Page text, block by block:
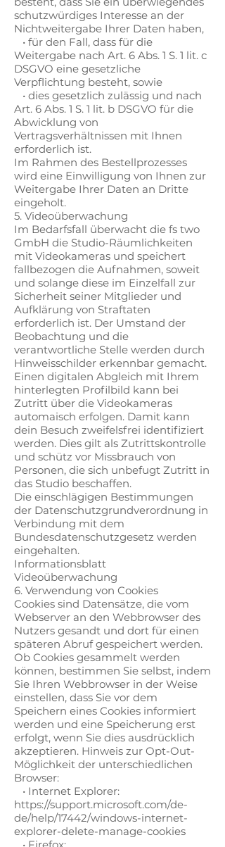
schutzwürdiges Interesse an der
Nichtweitergabe Ihrer Daten haben,
• für den Fall, dass für die
Weitergabe nach Art. 6 Abs. 1 S. 1 lit. c
DSGVO eine gesetzliche
Verpflichtung besteht, sowie
• dies gesetzlich zulässig und nach
Art. 6 Abs. 1 S. 1 lit. b DSGVO für die
Abwicklung von
Vertragsverhältnissen mit Ihnen
erforderlich ist.
Im Rahmen des Bestellprozesses
wird eine Einwilligung von Ihnen zur
Weitergabe Ihrer Daten an Dritte
eingeholt.
5. Videoüberwachung
Im Bedarfsfall überwacht die fs two
GmbH die Studio-Räumlichkeiten
mit Videokameras und speichert
fallbezogen die Aufnahmen, soweit
und solange diese im Einzelfall zur
Sicherheit seiner Mitglieder und
Aufklärung von Straftaten
erforderlich ist. Der Umstand der
Beobachtung und die
verantwortliche Stelle werden durch
Hinweisschilder erkennbar gemacht.
Einen digitalen Abgleich mit Ihrem
hinterlegten Profilbild kann bei
Zutritt über die Videokameras
automaisch erfolgen. Damit kann
dein Besuch zweifelsfrei identifiziert
werden. Dies gilt als Zutrittskontrolle
und schütz vor Missbrauch von
Personen, die sich unbefugt Zutritt in
das Studio beschaffen.
Die einschlägigen Bestimmungen
der Datenschutzgrundverordnung in
Verbindung mit dem
Bundesdatenschutzgesetz werden
eingehalten.
Informationsblatt
Videoüberwachung
6. Verwendung von Cookies
Cookies sind Datensätze, die vom
Webserver an den Webbrowser des
Nutzers gesandt und dort für einen
späteren Abruf gespeichert werden.
Ob Cookies gesammelt werden
können, bestimmen Sie selbst, indem
Sie Ihren Webbrowser in der Weise
einstellen, dass Sie vor dem
Speichern eines Cookies informiert
werden und eine Speicherung erst
erfolgt, wenn Sie dies ausdrücklich
akzeptieren. Hinweis zur Opt-Out-
Möglichkeit der unterschiedlichen
Browser:
• Internet Explorer:
https://support.microsoft.com/de-
de/help/17442/windows-internet-
explorer-delete-manage-cookies